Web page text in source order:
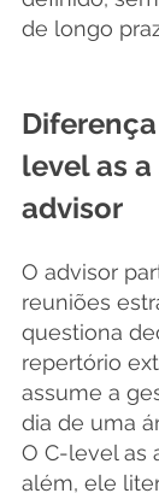
de longo
level as
advisor
O advisor
reuniões
questiona
repertório
assume a
dia de uma
O C-level as
além, ele